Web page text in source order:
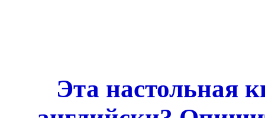
Эта настольная